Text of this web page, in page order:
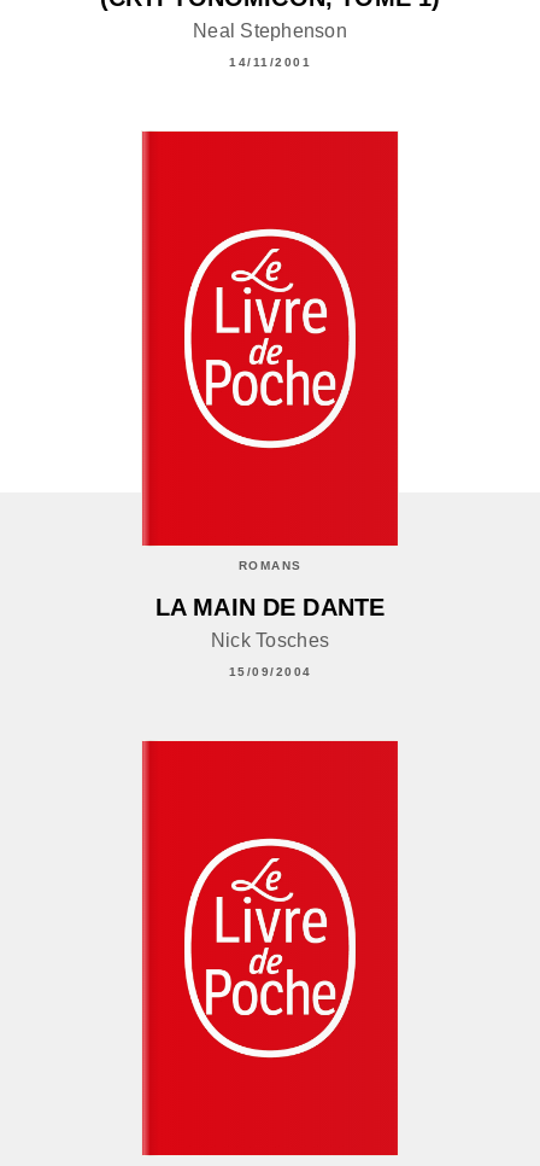
Neal Stephenson
14/11/2001
ROMANS
LA MAIN DE DANTE
Nick Tosches
15/09/2004